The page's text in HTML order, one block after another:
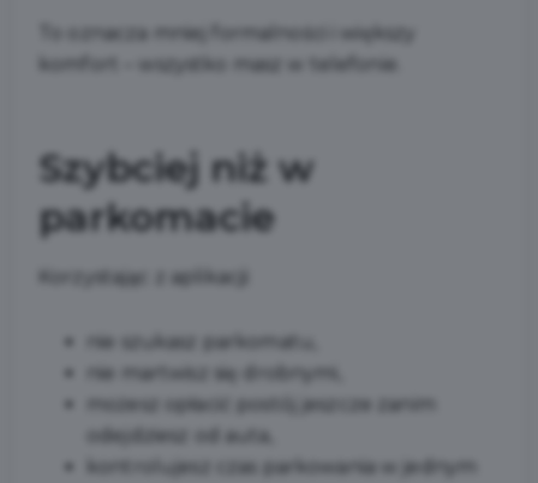
To oznacza mniej formalności i większy
komfort – wszystko masz w telefonie.
Szybciej niż w
parkomacie
Korzystając z aplikacji:
nie szukasz parkomatu,
nie martwisz się drobnymi,
możesz opłacić postój jeszcze zanim
odejdziesz od auta,
kontrolujesz czas parkowania w jednym